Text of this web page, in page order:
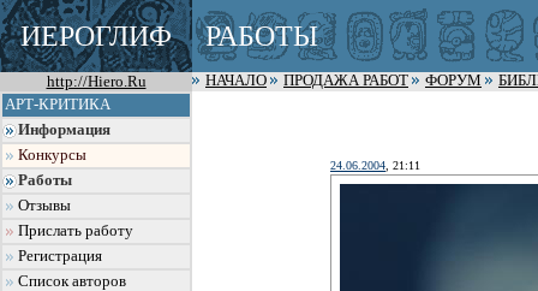
ИЕРОГЛИФ РАБОТЫ
http://Hiero.Ru НАЧАЛО ПРОДАЖА РАБОТ ФОРУМ
АРТ-КРИТИКА
Информация
Конкурсы
Работы
Отзывы
Прислать работу
Регистрация
Список авторов
24.06.2004 , 21:11